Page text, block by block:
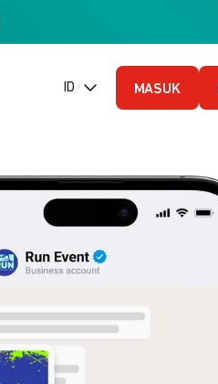
ID (Bahasa Indonesia)
MASUK